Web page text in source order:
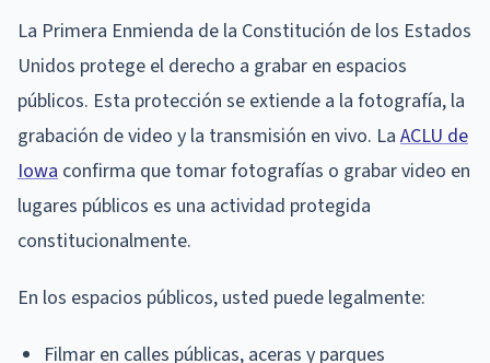
La Primera Enmienda de la Constitución de los Estados
Unidos protege el derecho a grabar en espacios
públicos. Esta protección se extiende a la fotografía, la
grabación de video y la transmisión en vivo. La ACLU de
Iowa confirma que tomar fotografías o grabar video en
lugares públicos es una actividad protegida
constitucionalmente.
En los espacios públicos, usted puede legalmente:
Filmar en calles públicas, aceras y parques